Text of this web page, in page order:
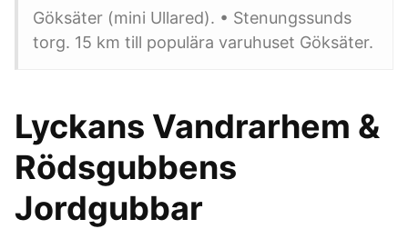
Göksäter (mini Ullared). • Stenungssunds
torg. 15 km till populära varuhuset Göksäter.
Lyckans Vandrarhem &
Rödsgubbens
Jordgubbar